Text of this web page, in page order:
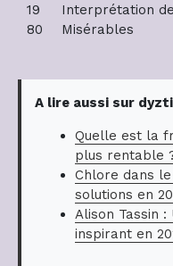
19
80
Interprétation
Misérables
A lire aussi sur
Quelle est la
plus rentable
Chlore dans
solutions en
Alison Tassin
inspirant en